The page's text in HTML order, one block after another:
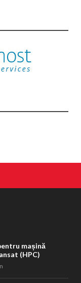
mașină
(HPC)